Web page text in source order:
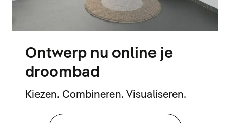
Ontwerp nu online je
droombad
Kiezen. Combineren. Visualiseren.